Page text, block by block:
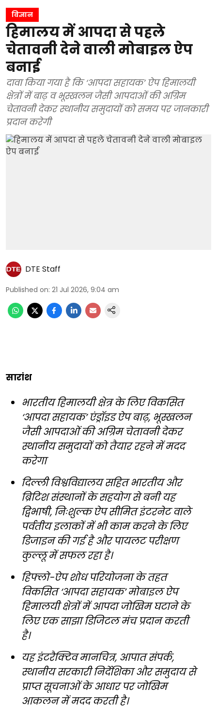
विज्ञान
हिमालय में आपदा से पहले
चेतावनी देने वाली मोबाइल ऐप
बनाई
दावा किया गया है कि ‘आपदा सहायक’ ऐप हिमालयी
क्षेत्रों में बाढ़ व भूस्खलन जैसी आपदाओं की अग्रिम
चेतावनी देकर स्थानीय समुदायों को समय पर जानकारी
प्रदान करेगी
DTE Staff
Published on: 21 Jul 2026, 9:04 am
सारांश
भारतीय हिमालयी क्षेत्र के लिए विकसित
‘आपदा सहायक’ एंड्रॉइड ऐप बाढ़, भूस्खलन
जैसी आपदाओं की अग्रिम चेतावनी देकर
स्थानीय समुदायों को तैयार रहने में मदद
करेगा
दिल्ली विश्वविद्यालय सहित भारतीय और
ब्रिटिश संस्थानों के सहयोग से बनी यह
द्विभाषी, निःशुल्क ऐप सीमित इंटरनेट वाले
पर्वतीय इलाकों में भी काम करने के लिए
डिजाइन की गई है और पायलट परीक्षण
कुल्लू में सफल रहा है।
हिफ्लो-ऐप शोध परियोजना के तहत
विकसित ‘आपदा सहायक’ मोबाइल ऐप
हिमालयी क्षेत्रों में आपदा जोखिम घटाने के
लिए एक साझा डिजिटल मंच प्रदान करती
है।
यह इंटरैक्टिव मानचित्र, आपात संपर्क,
स्थानीय सरकारी निर्देशिका और समुदाय से
प्राप्त सूचनाओं के आधार पर जोखिम
आकलन में मदद करती है।